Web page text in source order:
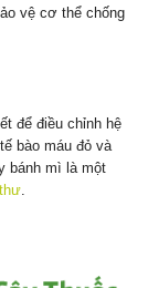
vệ cơ thể chống
để điều chỉnh hệ
bào máu đỏ và
bánh mì là một